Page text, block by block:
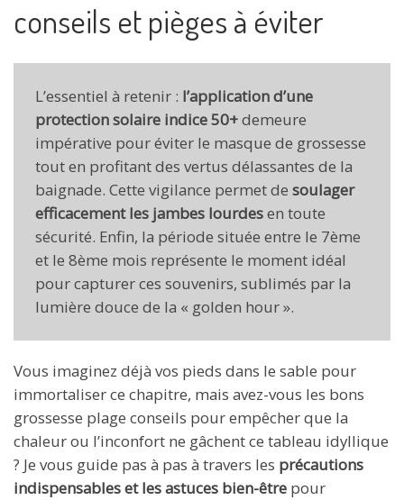
conseils et pièges à éviter
L’essentiel à retenir : l’application d’une
protection solaire indice 50+demeure
impérative pour éviter le masque de grossesse
tout en profitant des vertus délassantes de la
baignade. Cette vigilance permet de soulager
efficacement les jambes lourdesen toute
sécurité. Enfin, la période située entre le 7ème
et le 8ème mois représente le moment idéal
pour capturer ces souvenirs, sublimés par la
lumière douce de la « golden hour ».
Vous imaginez déjà vos pieds dans le sable pour
immortaliser ce chapitre, mais avez-vous les bons
grossesse plage conseils pour empêcher que la
chaleur ou l’inconfort ne gâchent ce tableau idyllique
? Je vous guide pas à pas à travers les précautions
indispensables et les astuces bien-être pour